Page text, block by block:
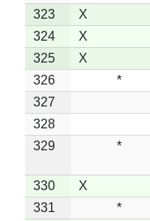
323
X
324
X
325
X
326
*
327
328
329
*
330
X
331
*